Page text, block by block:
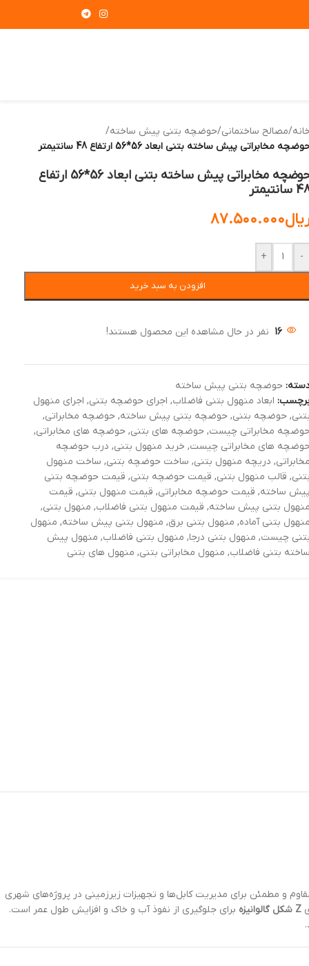
/مصالح ساختمانی/حوضچه بتنی پیش ساخته/
مخابراتی پیش ساخته بتنی ابعاد 56*56 ارتفاع 48 سانتیمتر
حوضچه‌ مخابراتی پیش ساخته بتنی ابعاد 56*56 ارتفاع
۸۷.۵۰۰.۰۰۰
-
+
افزودن به سبد خرید
16 نفر در حال مشاهده این محصول هستند!
حوضچه بتنی پیش ساخته
ابعاد منهول بتنی فاضلاب, اجرای حوضچه بتنی, اجرای منهول
, حوضچه بتنی, حوضچه بتنی پیش ساخته, حوضچه مخابراتی,
مخابراتی چیست, حوضچه های بتنی, حوضچه های مخابراتی,
های مخابراتی چیست, خرید منهول بتنی, درب حوضچه
, دریچه منهول بتنی, ساخت حوضچه بتنی, ساخت منهول
, قالب منهول بتنی, قیمت حوضچه بتنی, قیمت حوضچه بتنی
ساخته, قیمت حوضچه مخابراتی, قیمت منهول بتنی, قیمت
بتنی پیش ساخته, قیمت منهول بتنی فاضلاب, منهول بتنی,
بتنی آماده, منهول بتنی برق, منهول بتنی پیش ساخته, منهول
چیست, منهول بتنی درجا, منهول بتنی فاضلاب, منهول پیش
بتنی فاضلاب, منهول مخابراتی بتنی, منهول های بتنی
و مطمئن برای مدیریت کابل‌ها و تجهیزات زیرزمینی در پروژه‌های شهری
Z شکل گالوانیزه
برای جلوگیری از نفوذ آب و خاک و افزایش طول عمر است.